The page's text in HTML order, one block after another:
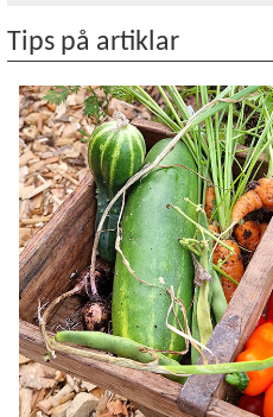
Tips på artiklar